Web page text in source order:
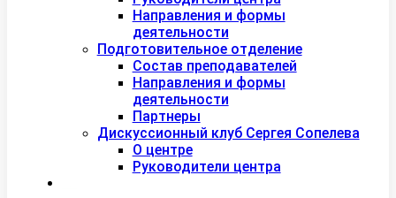
Направления и формы
деятельности
Подготовительное отделение
Состав преподавателей
Направления и формы
деятельности
Партнеры
Дискуссионный клуб Сергея Сопелева
О центре
Руководители центра